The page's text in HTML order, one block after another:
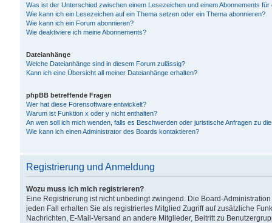
Was ist der Unterschied zwischen einem Lesezeichen und einem Abonnements
Wie kann ich ein Lesezeichen auf ein Thema setzen oder ein Thema abonnieren?
Wie kann ich ein Forum abonnieren?
Wie deaktiviere ich meine Abonnements?
Dateianhänge
Welche Dateianhänge sind in diesem Forum zulässig?
Kann ich eine Übersicht all meiner Dateianhänge erhalten?
phpBB betreffende Fragen
Wer hat diese Forensoftware entwickelt?
Warum ist Funktion x oder y nicht enthalten?
An wen soll ich mich wenden, falls es Beschwerden oder juristische Anfragen zu
Wie kann ich einen Administrator des Boards kontaktieren?
Registrierung und Anmeldung
Wozu muss ich mich registrieren?
Eine Registrierung ist nicht unbedingt zwingend. Die Board-
jeden Fall erhalten Sie als registriertes Mitglied Zugriff auf zusätzliche
Nachrichten, E-Mail-Versand an andere Mitglieder, Beitritt zu